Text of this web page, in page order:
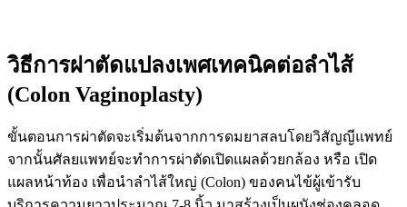
วิธีการผ่าตัดแปลงเพศเทคนิคต่อลำไส้
(Colon Vaginoplasty)
ขั้นตอนการผ่าตัดจะเริ่มต้นจากการดมยาสลบโดยวิสัญญีแพทย์
จากนั้นศัลยแพทย์จะทำการผ่าตัดเปิดแผลด้วยกล้อง หรือ เปิด
แผลหน้าท้อง เพื่อนำลำไส้ใหญ่ (Colon) ของคนไข้ผู้เข้ารับ